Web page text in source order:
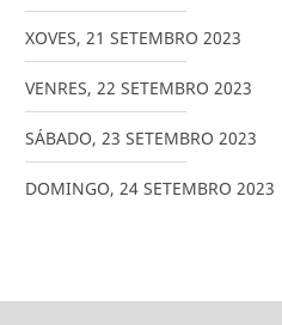
XOVES, 21 SETEMBRO 2023
VENRES, 22 SETEMBRO 2023
SÁBADO, 23 SETEMBRO 2023
DOMINGO, 24 SETEMBRO 2023